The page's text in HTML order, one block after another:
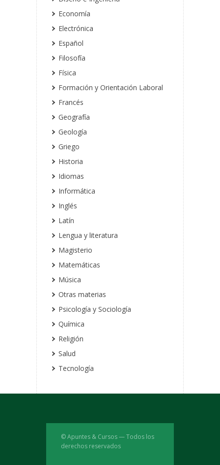
Economía
Electrónica
Español
Filosofía
Física
Formación y Orientación Laboral
Francés
Geografía
Geología
Griego
Historia
Idiomas
Informática
Inglés
Latín
Lengua y literatura
Magisterio
Matemáticas
Música
Otras materias
Psicología y Sociología
Química
Religión
Salud
Tecnología
© Apuntes & Cursos — Todos los
derechos reservados